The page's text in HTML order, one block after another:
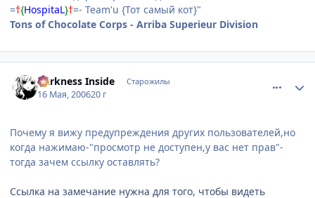
=†{HospitaL}†=- Team'u {Тот самый кот}"
Tons of Chocolate Corps - Arriba Superieur Division
Darkness Inside Старожилы
16 Мая, 200620 г
Почему я вижу предупреждения других пользователей,но
когда нажимаю-"просмотр не доступен,у вас нет прав"-
тогда зачем ссылку оставлять?
Ссылка на замечание нужна для того, чтобы видеть